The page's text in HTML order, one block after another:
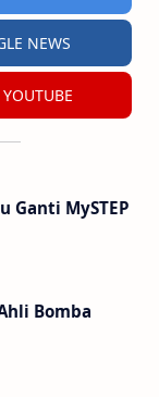
NEWS
Ganti MySTEP
Bomba